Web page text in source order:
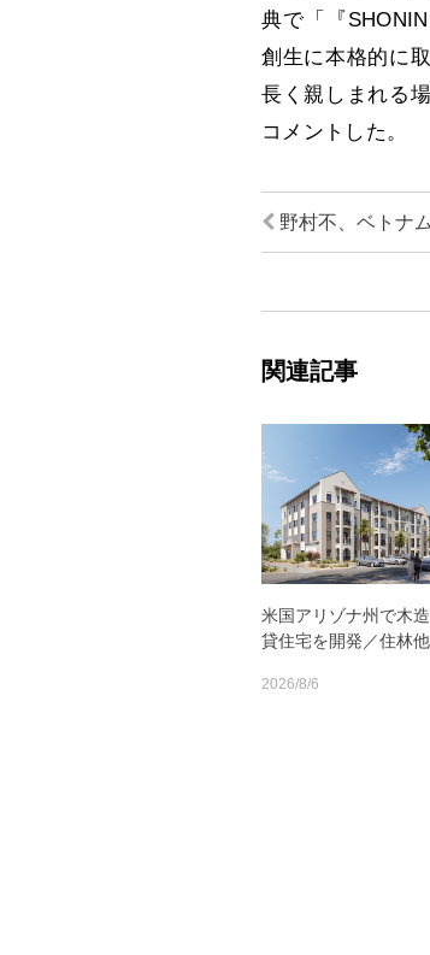
典で「『
創生に本格的に
長く親しまれる
コメントした。
野村不、ベトナ
関連記事
米国アリゾナ州で木
貸住宅を開発／住林他
2026/8/6